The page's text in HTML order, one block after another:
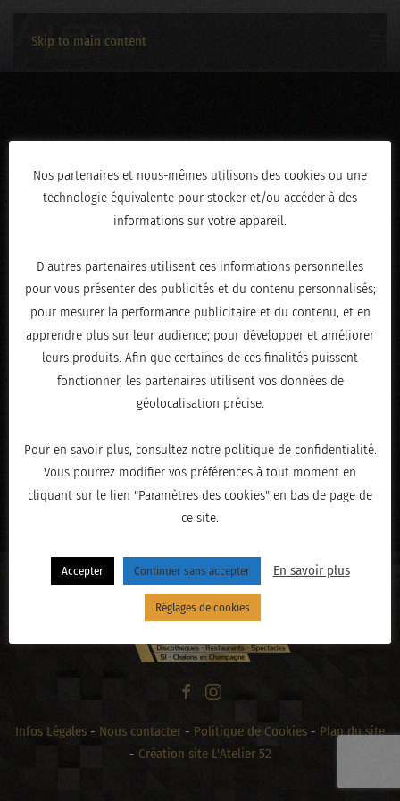
Skip to main content
28012024-013
ÉCRIT LEFÉVRIER 1, 2024 .
« PRÉCÉDENT
Infos Légales - Nous contacter - Politique de Cookies - Plan du site
- Création site L'Atelier 52
Nos partenaires et nous-mêmes utilisons des cookies ou une
technologie équivalente pour stocker et/ou accéder à des
informations sur votre appareil.
D'autres partenaires utilisent ces informations personnelles
pour vous présenter des publicités et du contenu personnalisés;
pour mesurer la performance publicitaire et du contenu, et en
apprendre plus sur leur audience; pour développer et améliorer
leurs produits. Afin que certaines de ces finalités puissent
fonctionner, les partenaires utilisent vos données de
géolocalisation précise.
Pour en savoir plus, consultez notre politique de confidentialité.
Vous pourrez modifier vos préférences à tout moment en
cliquant sur le lien "Paramètres des cookies" en bas de page de
ce site.
Accepter Continuer sans accepter En savoir plus
Réglages de cookies